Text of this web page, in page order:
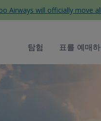
Airways will officially move
탐험 표를 예매